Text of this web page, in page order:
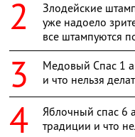
Злодейские
уже надоело
все штампуются
Медовый Спас 1
и что нельзя
Яблочный спас 6
традиции и что